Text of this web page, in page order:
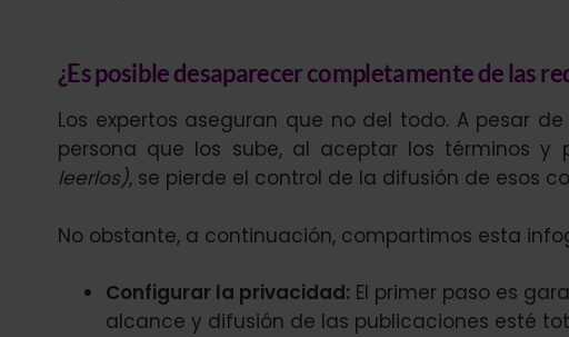
¿Es posible desaparecer completamente de las
Los expertos aseguran que no del todo. A pesar
persona que los sube, al aceptar los términos y
leerlos), se pierde el control de la difusión de esos
No obstante, a continuación, compartimos esta
Configurar la privacidad: El primer paso es
alcance y difusión de las publicaciones esté